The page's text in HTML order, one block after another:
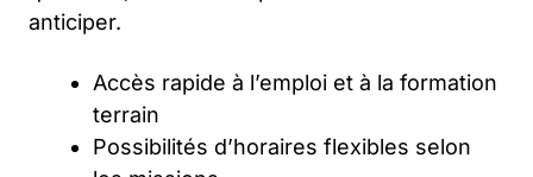
anticiper.
Accès rapide à l’emploi et à la formation
terrain
Possibilités d’horaires flexibles selon